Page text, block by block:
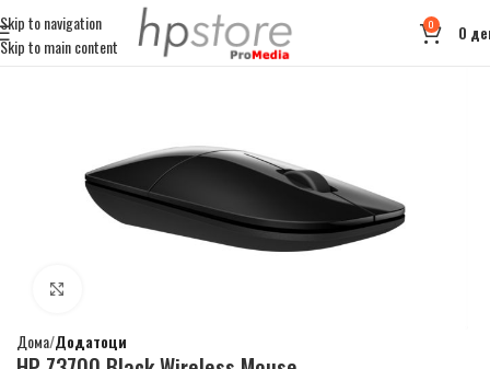
Skip to navigation
Skip to main content
0 0
Дома Додатоци